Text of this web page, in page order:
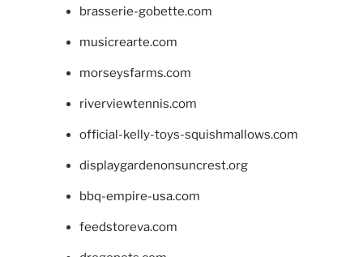
brasserie-gobette.com
musicrearte.com
morseysfarms.com
riverviewtennis.com
official-kelly-toys-squishmallows.com
displaygardenonsuncrest.org
bbq-empire-usa.com
feedstoreva.com